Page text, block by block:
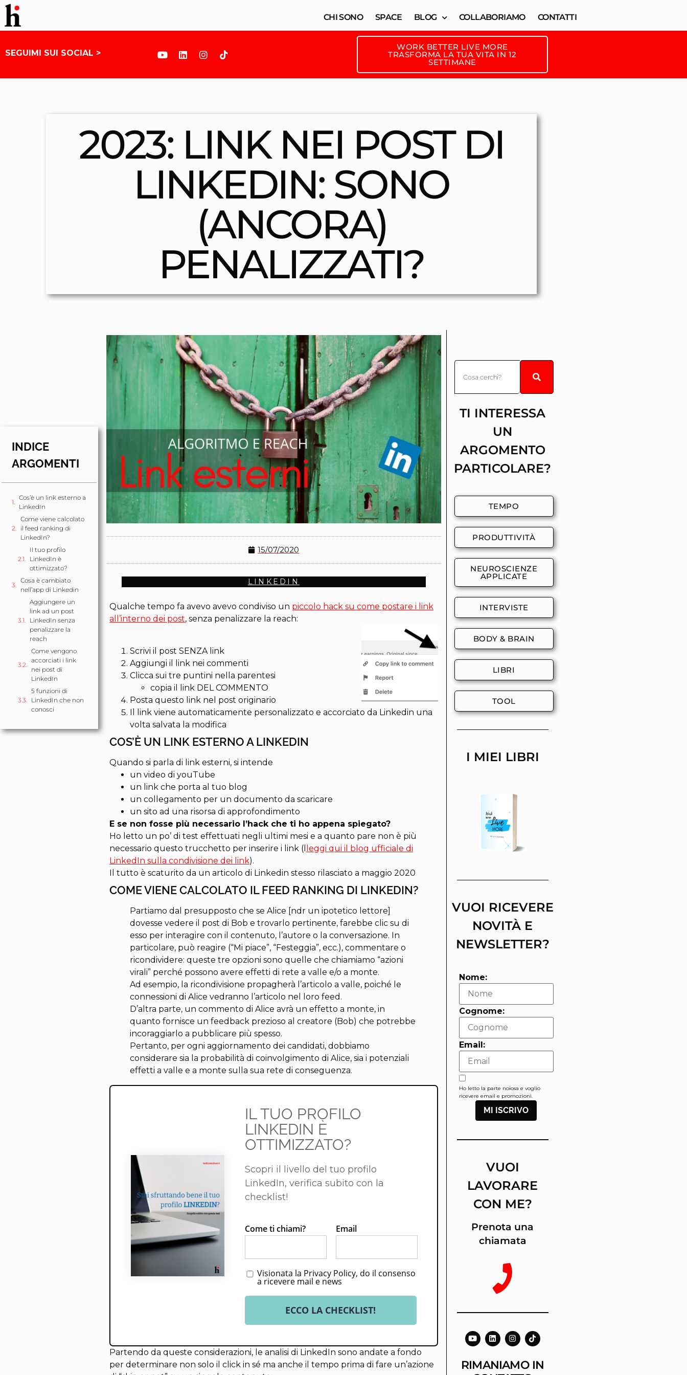
CHI SONO SPACE BLOG COLLABORIAMO CONTATTI
SEGUIMI SUI SOCIAL >
WORK BETTER LIVE MORE
TRASFORMA LA TUA VITA IN 12
SETTIMANE
2023: LINK NEI POST DI
LINKEDIN: SONO
(ANCORA)
PENALIZZATI?
INDICE
ARGOMENTI
Cos’è un link esterno a
LinkedIn
Come viene calcolato
il feed ranking di
LinkedIn?
Il tuo profilo
LinkedIn è
ottimizzato?
Cosa è cambiato
nell’app di Linkedin
Aggiungere un
link ad un post
LinkedIn senza
penalizzare la
reach
Come vengono
accorciati i link
nei post di
LinkedIn
5 funzioni di
LinkedIn che non
conosci
15/07/2020
LINKEDIN
Qualche tempo fa avevo avevo condiviso un piccolo hack su come postare i link
all’interno dei post, senza penalizzare la reach:
Scrivi il post SENZA link
Aggiungi il link nei commenti
Clicca sui tre puntini nella parentesi
copia il link DEL COMMENTO
Posta questo link nel post originario
Il link viene automaticamente personalizzato e accorciato da Linkedin una
volta salvata la modifica
COS’È UN LINK ESTERNO A LINKEDIN
Quando si parla di link esterni, si intende
un video di youTube
un link che porta al tuo blog
un collegamento per un documento da scaricare
un sito ad una risorsa di approfondimento
E se non fosse più necessario l’hack che ti ho appena spiegato?
Ho letto un po’ di test effettuati negli ultimi mesi e a quanto pare non è più
necessario questo trucchetto per inserire i link (l leggi qui il blog ufficiale di
LinkedIn sulla condivisione dei link).
Il tutto è scaturito da un articolo di Linkedin stesso rilasciato a maggio 2020
COME VIENE CALCOLATO IL FEED RANKING DI LINKEDIN?
Partiamo dal presupposto che se Alice [ndr un ipotetico lettore]
dovesse vedere il post di Bob e trovarlo pertinente, farebbe clic su di
esso per interagire con il contenuto, l’autore o la conversazione. In
particolare, può reagire (“Mi piace”, “Festeggia”, ecc.), commentare o
ricondividere: queste tre opzioni sono quelle che chiamiamo “azioni
virali” perché possono avere effetti di rete a valle e/o a monte.
Ad esempio, la ricondivisione propagherà l’articolo a valle, poiché le
connessioni di Alice vedranno l’articolo nel loro feed.
D’altra parte, un commento di Alice avrà un effetto a monte, in
quanto fornisce un feedback prezioso al creatore (Bob) che potrebbe
incoraggiarlo a pubblicare più spesso.
Pertanto, per ogni aggiornamento dei candidati, dobbiamo
considerare sia la probabilità di coinvolgimento di Alice, sia i potenziali
effetti a valle e a monte sulla sua rete di conseguenza.
IL TUO PROFILO
LINKEDIN È
OTTIMIZZATO?
Scopri il livello del tuo profilo
LinkedIn, verifica subito con la
checklist!
Come ti chiami? Email
Visionata la Privacy Policy, do il consenso
a ricevere mail e news
ECCO LA CHECKLIST!
Partendo da queste considerazioni, le analisi di LinkedIn sono andate a fondo
per determinare non solo il click in sé ma anche il tempo prima di fare un’azione
TI INTERESSA
UN
ARGOMENTO
PARTICOLARE?
TEMPO
PRODUTTIVITÀ
NEUROSCIENZE
APPLICATE
INTERVISTE
BODY & BRAIN
LIBRI
TOOL
I MIEI LIBRI
VUOI RICEVERE
NOVITÀ E
NEWSLETTER?
Nome:
Cognome:
Email:
Ho letto la parte noiosa e voglio
ricevere email e promozioni.
MI ISCRIVO
VUOI
LAVORARE
CON ME?
Prenota una
chiamata
RIMANIAMO IN